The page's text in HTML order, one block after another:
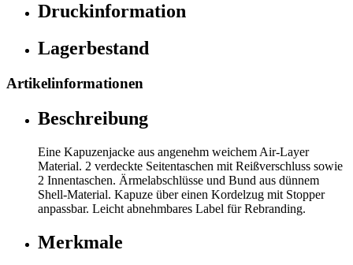
Druckinformation
Lagerbestand
Artikelinformationen
Beschreibung
Eine Kapuzenjacke aus angenehm weichem Air-Layer
Material. 2 verdeckte Seitentaschen mit Reißverschluss sowie
2 Innentaschen. Ärmelabschlüsse und Bund aus dünnem
Shell-Material. Kapuze über einen Kordelzug mit Stopper
anpassbar. Leicht abnehmbares Label für Rebranding.
Merkmale